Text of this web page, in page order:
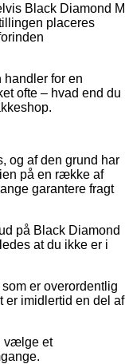
Black Diamond M
placeres
handler for en
ofte – hvad end du
og af den grund har
på en række af
garantere fragt
på Black Diamond
at du ikke er i
er overordentlig
er imidlertid en del af
vælge et